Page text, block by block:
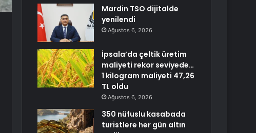
Mardin TSO dijitalde
yenilendi
Ağustos 6, 2026
İpsala’da çeltik üretim
maliyeti rekor seviyede…
1 kilogram maliyeti 47,26
TL oldu
Ağustos 6, 2026
350 nüfuslu kasabada
turistlere her gün altın